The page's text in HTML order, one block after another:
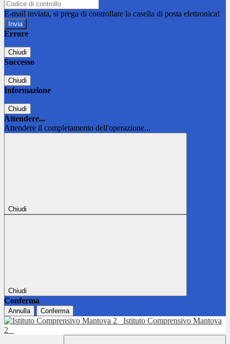
E-mail inviata, si prega di controllare la casella di posta elettronica!
Errore
Chiudi
Successo
Chiudi
Informazione
Chiudi
Attendere...
Attendere il completamento dell'operazione...
Chiudi
Chiudi
Conferma
Annulla Conferma
Istituto Comprensivo Mantova
2